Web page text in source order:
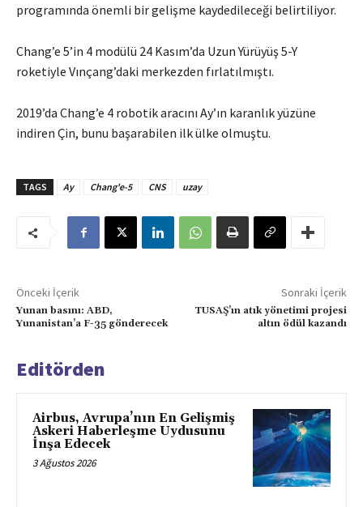
programında önemli bir gelişme kaydedileceği belirtiliyor.
Chang’e 5’in 4 modülü 24 Kasım’da Uzun Yürüyüş 5-Y
roketiyle Vınçang’daki merkezden fırlatılmıştı.
2019’da Chang’e 4 robotik aracını Ay’ın karanlık yüzüne
indiren Çin, bunu başarabilen ilk ülke olmuştu.
TAGS Ay Chang'e-5 CNS uzay
Önceki İçerik
Yunan basını: ABD,
Yunanistan’a F-35 gönderecek
Sonraki İçerik
TUSAŞ’ın atık yönetimi projesi
altın ödül kazandı
Editörden
Airbus, Avrupa’nın En Gelişmiş
Askeri Haberleşme Uydusunu
İnşa Edecek
3 Ağustos 2026